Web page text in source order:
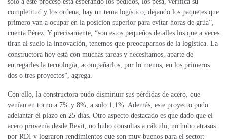
completitud y los ordena, hay un tema logístico, dejando los paquetes que
primero van a ocupar en la posición superior para evitar horas de grúa”,
cuenta Pérez. Y precisamente, “son estos pequeños detalles los que a veces
tiran al suelo la innovación, tenemos que preocuparnos de la logística. La
constructora hoy está con muchas tareas y necesitamos, aparte de
entregarles la tecnología, acompañarlos, por lo menos, en los primeros
dos o tres proyectos”, agrega.
Con ello, la constructora pudo disminuir sus pérdidas de acero, que
venían en torno a 7% y 8%, a solo 1,1%. Además, este proyecto pudo
adelantar el plazo en 25 días. Otro aspecto destacado es que dado que el
acero provenía desde Revit, no hubo consultas a cálculo, no hubo atrasos
por RDI y lograron rendimientos que son muy buenos para el sector: